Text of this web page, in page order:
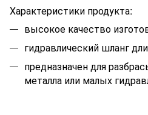
Характеристики продукта:
высокое качество
гидравлический шланг
предназначен для
металла или малых